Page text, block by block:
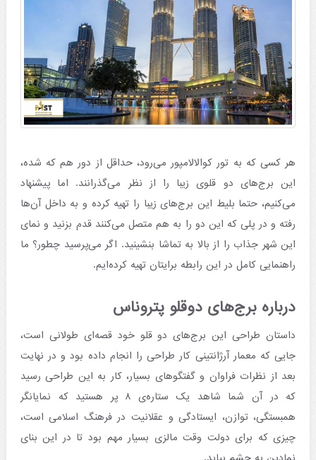
هر کسی که به تور کوالالامپور می‌رود، حداقل از دور هم که شده،
این برج‌های دو قلوی زیبا را از نظر می‌گذرانند. اما پیشنهاد
می‌کنیم، حتما بلیط این برج‌های زیبا را تهیه کرده و به داخل آن‌ها
رفته و در پلی که این دو را به هم متصل می‌کنند قدم بزنید و نمای
این شهر جذاب را از بالا به تماشا بنشینید. اگر می‌پرسید چطور؟ ما
راهنمایی کامل در این رابطه برایتان تهیه کرده‌ایم.
درباره برج‌های دوقلو پتروناس
داستان طراحی این برج‌های دو قلو خود قصه‌ای طولانی است،
جایی که معمار آرژانتینی کار طراحی را انجام داده بود و در نهایت
بعد از نظرات فراوان و گفتگوهای بسیار، کار به این طراحی رسید
که در آن شما شاهد یک ستاره‌ی ۸ پر هستید که نمایانگر
همبستگی، توازن، ایستادگی و عقلانیت در فرهنگ اسلامی است،
چیزی که برای دولت وقت مالزی بسیار مهم بود تا در این بنای